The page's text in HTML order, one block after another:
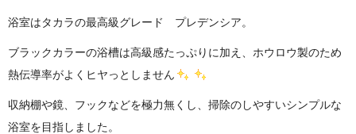
浴室はタカラの最高級グレード プレデンシア。
ブラックカラーの浴槽は高級感たっぷりに加え、ホウロウ製のため
熱伝導率がよくヒヤっとしません
収納棚や鏡、フックなどを極力無くし、掃除のしやすいシンプルな
浴室を目指しました。